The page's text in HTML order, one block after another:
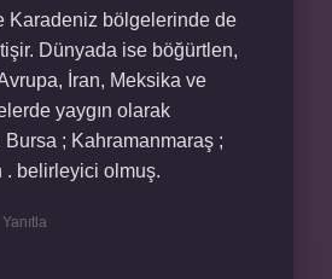
Karadeniz bölgelerinde de
Dünyada ise böğürtlen,
İran, Meksika ve
yaygın olarak
; Kahramanmaraş ;
. belirleyici olmuş.
Yanıtla